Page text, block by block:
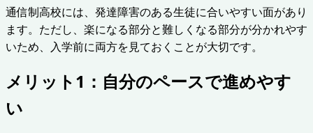
通信制高校には、発達障害のある生徒に合いやすい面があり
ます。ただし、楽になる部分と難しくなる部分が分かれやす
いため、入学前に両方を見ておくことが大切です。
メリット1：自分のペースで進めやす
い